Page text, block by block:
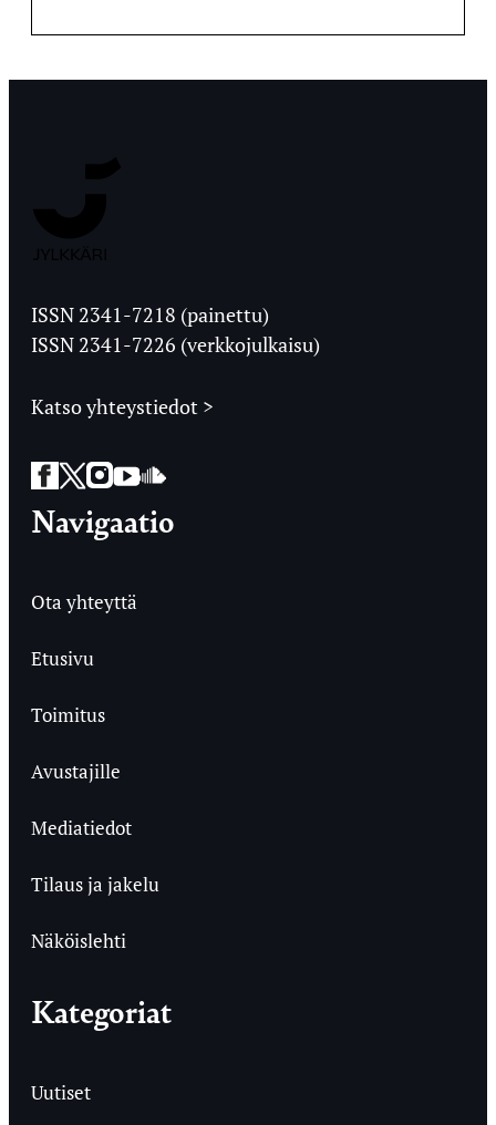
Ylioppilaslehti
ISSN 2341-7218 (painettu)
ISSN 2341-7226 (verkkojulkaisu)
Katso yhteystiedot >
Facebook
Twitter
Instagram
YouTube
SoundCloud
Navigaatio
Ota yhteyttä
Etusivu
Toimitus
Avustajille
Mediatiedot
Tilaus ja jakelu
Näköislehti
Kategoriat
Uutiset